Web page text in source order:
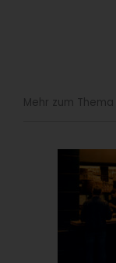
Mehr zum Thema